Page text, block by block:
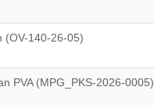
(OV-140-26-05)
PVA (MPG_PKS-2026-0005)